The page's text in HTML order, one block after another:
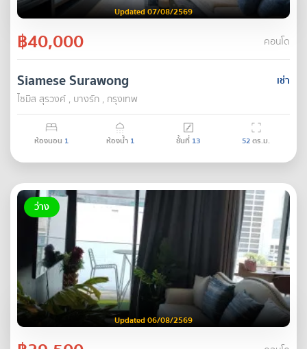
Updated 07/08/2569
฿40,000 คอนโด
เช่า
Siamese Surawong
ไซมิส สุรวงศ์ , บางรัก , กรุงเทพ
ห้องนอน 1 ห้องน้ำ 1 ชั้นที่ 13 52ตร.ม.
ว่าง
Updated 06/08/2569